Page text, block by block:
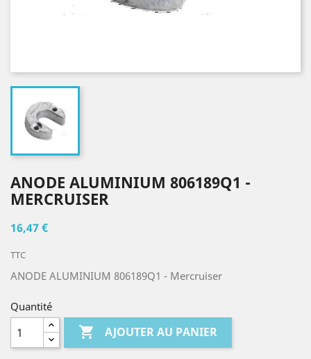
ANODE ALUMINIUM 806189Q1 -
MERCRUISER
16,47 €
TTC
ANODE ALUMINIUM 806189Q1 - Mercruiser
Quantité
 AJOUTER AU PANIER